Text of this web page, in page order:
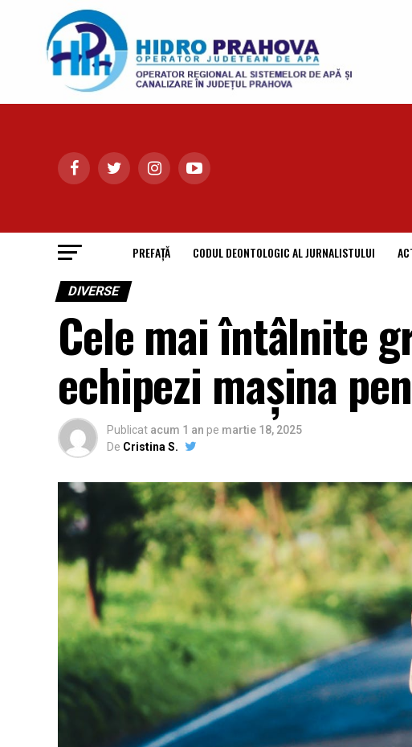
PREFAȚĂ CODUL DEONTOLOGIC AL JURNALISTULUI
DIVERSE
Cele mai întâlnite
echipezi mașina
Publicat acum 1 an pe martie 18, 2025
De Cristina S.